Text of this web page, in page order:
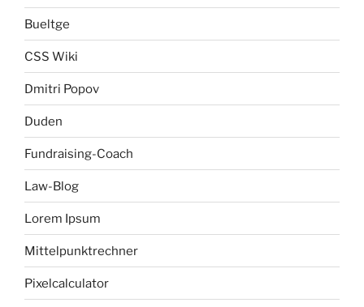
Bueltge
CSS Wiki
Dmitri Popov
Duden
Fundraising-Coach
Law-Blog
Lorem Ipsum
Mittelpunktrechner
Pixelcalculator